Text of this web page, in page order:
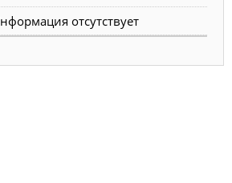
отсутствует